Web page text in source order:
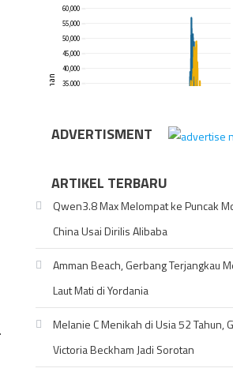
ADVERTISMENT
ARTIKEL TERBARU
Qwen3.8 Max Melompat ke Puncak
China Usai Dirilis Alibaba
Amman Beach, Gerbang Terjangkau
Laut Mati di Yordania
Melanie C Menikah di Usia 52 Tahun,
Victoria Beckham Jadi Sorotan